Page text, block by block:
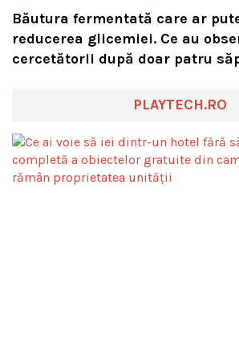
Băutura fermentată care ar
reducerea glicemiei. Ce au
cercetătorii după doar patru
PLAYTECH.RO